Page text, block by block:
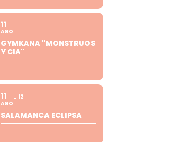
11
AGO
GYMKANA "MONSTRUOS
Y CIA"
11
AGO
12
SALAMANCA ECLIPSA